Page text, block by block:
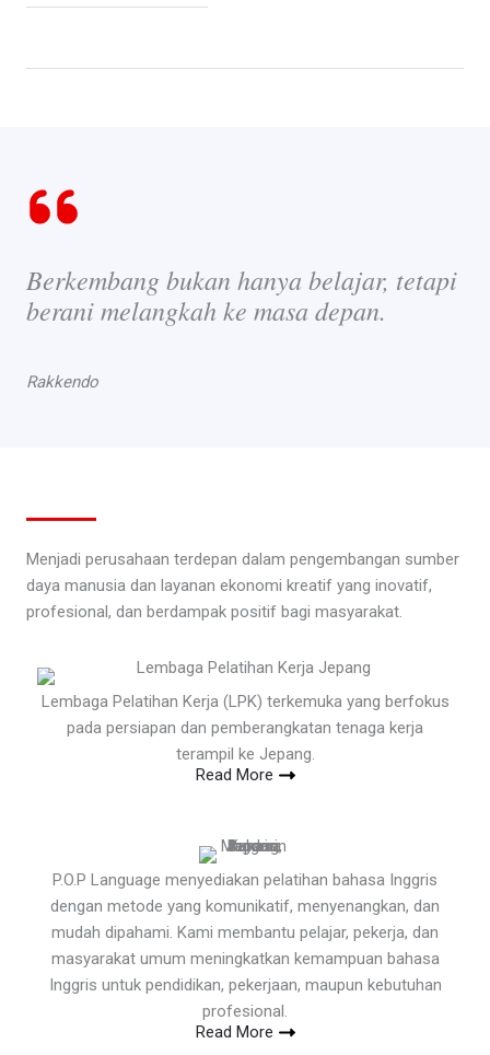
Berkembang bukan hanya belajar, tetapi
berani melangkah ke masa depan.
Rakkendo
Menjadi perusahaan terdepan dalam pengembangan sumber
daya manusia dan layanan ekonomi kreatif yang inovatif,
profesional, dan berdampak positif bagi masyarakat.
Lembaga Pelatihan Kerja (LPK) terkemuka yang berfokus
pada persiapan dan pemberangkatan tenaga kerja
terampil ke Jepang.
Read More
P.O.P Language menyediakan pelatihan bahasa Inggris
dengan metode yang komunikatif, menyenangkan, dan
mudah dipahami. Kami membantu pelajar, pekerja, dan
masyarakat umum meningkatkan kemampuan bahasa
Inggris untuk pendidikan, pekerjaan, maupun kebutuhan
profesional.
Read More